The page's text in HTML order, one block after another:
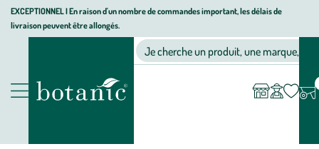
Aller
Aller
au
Aller
au
page
EXCEPTIONNEL I En raison d'un nombre de commandes important, les délais de
livraison peuvent être allongés.
Nos produits
Jardinerie écologique, animalerie, décoration, alimentation bio
Je cherche un produit, une marque, un
compte